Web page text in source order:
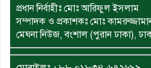
প্রধান নির্বাহীঃ মোঃ আরিফুল ইসলাম
সম্পাদক ও প্রকাশকঃ মোঃ
মেঘনা নিউজ, বংশাল (পুরান ঢাকা),